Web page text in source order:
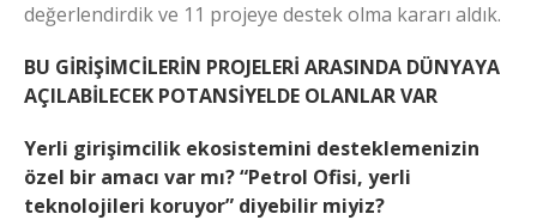
değerlendirdik ve 11 projeye destek olma kararı aldık.
BU GİRİŞİMCİLERİN PROJELERİ ARASINDA DÜNYAYA
AÇILABİLECEK POTANSİYELDE OLANLAR VAR
Yerli girişimcilik ekosistemini desteklemenizin
özel bir amacı var mı? “Petrol Ofisi, yerli
teknolojileri koruyor” diyebilir miyiz?